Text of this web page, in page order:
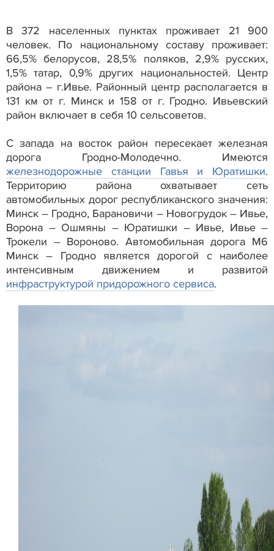
В 372 населенных пунктах проживает 21 900
человек. По национальному составу проживает:
66,5% белорусов, 28,5% поляков, 2,9% русских,
1,5% татар, 0,9% других национальностей. Центр
района – г.Ивье. Районный центр располагается в
131 км от г. Минск и 158 от г. Гродно. Ивьевский
район включает в себя 10 сельсоветов.
С запада на восток район пересекает железная
дорога Гродно-Молодечно. Имеются
железнодорожные станции Гавья и Юратишки.
Территорию района охватывает сеть
автомобильных дорог республиканского значения:
Минск – Гродно, Барановичи – Новогрудок – Ивье,
Ворона – Ошмяны – Юратишки – Ивье, Ивье –
Трокели – Вороново. Автомобильная дорога М6
Минск – Гродно является дорогой с наиболее
интенсивным движением и развитой
инфраструктурой придорожного сервиса.